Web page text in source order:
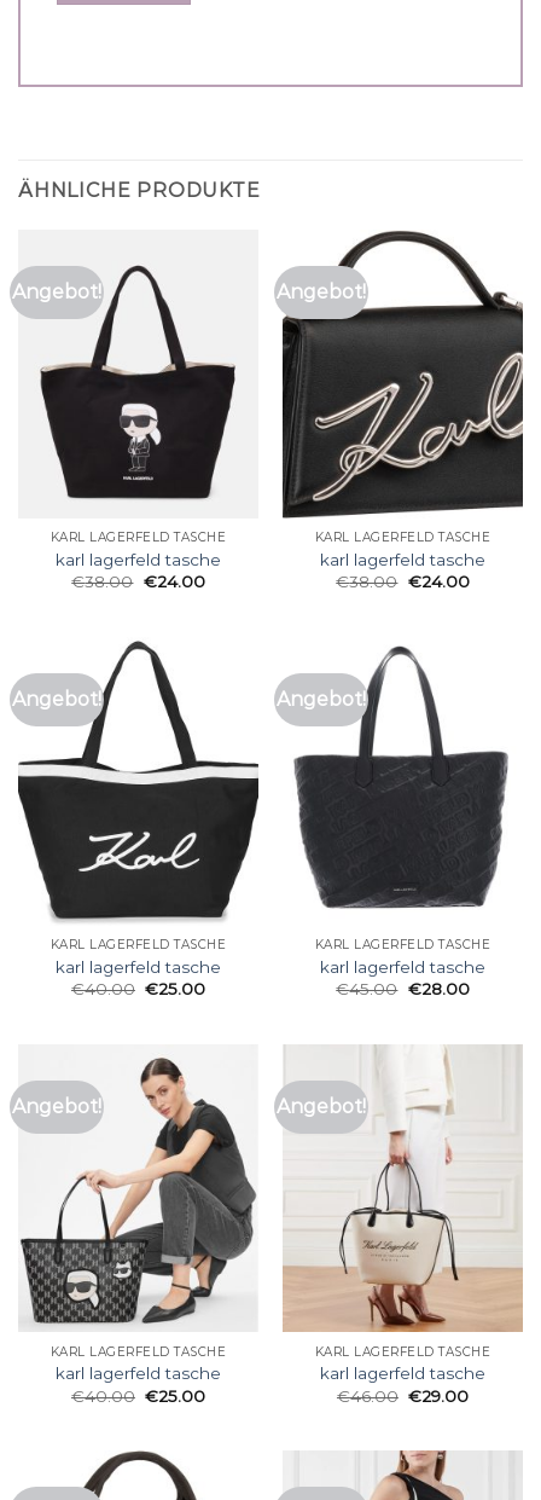
ÄHNLICHE PRODUKTE
Angebot!
KARL LAGERFELD TASCHE
karl lagerfeld tasche
€38.00 €24.00
Angebot!
KARL LAGERFELD TASCHE
karl lagerfeld tasche
€38.00 €24.00
Angebot!
KARL LAGERFELD TASCHE
karl lagerfeld tasche
€40.00 €25.00
Angebot!
KARL LAGERFELD TASCHE
karl lagerfeld tasche
€45.00 €28.00
Angebot!
KARL LAGERFELD TASCHE
karl lagerfeld tasche
€40.00 €25.00
Angebot!
KARL LAGERFELD TASCHE
karl lagerfeld tasche
€46.00 €29.00